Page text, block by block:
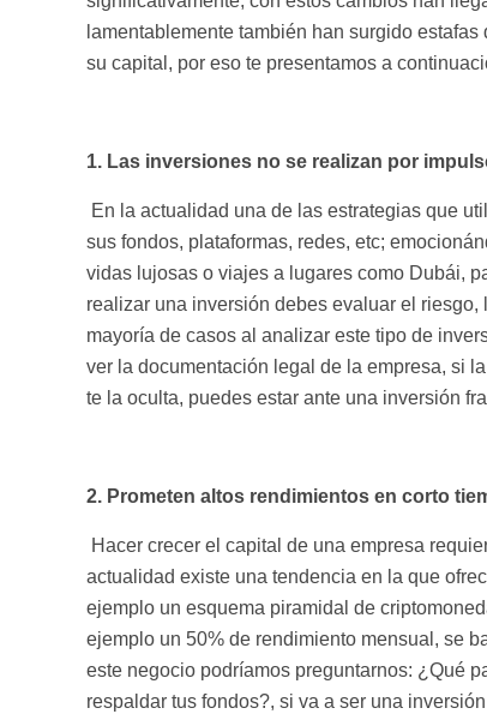
lamentablemente también han surgido
su capital, por eso te presentamos a
1. Las inversiones no se realizan por
En la actualidad una de las estrategias que
sus fondos, plataformas, redes, etc;
vidas lujosas o viajes a lugares como Dubái,
realizar una inversión debes evaluar el
mayoría de casos al analizar este tipo de
ver la documentación legal de la empresa, si
te la oculta, puedes estar ante una inversión
2. Prometen altos rendimientos en corto
Hacer crecer el capital de una empresa
actualidad existe una tendencia en la que
ejemplo un esquema piramidal de
ejemplo un 50% de rendimiento mensual, se
este negocio podríamos preguntarnos: ¿Qué
respaldar tus fondos?, si va a ser una